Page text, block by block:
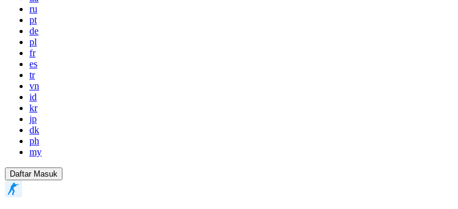
ru
pt
de
pl
fr
es
tr
vn
id
kr
jp
dk
ph
my
Daftar Masuk